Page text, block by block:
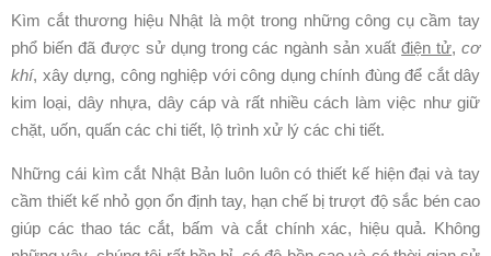
Kìm cắt thương hiệu Nhật là một trong những công cụ cầm tay
phổ biến đã được sử dụng trong các ngành sản xuấtđiện tử,cơ
khí, xây dựng, công nghiệp với công dụng chính đùng để cắt dây
kim loại, dây nhựa, dây cáp và rất nhiều cách làm việc như giữ
chặt, uốn, quấn các chi tiết, lộ trình xử lý các chi tiết.
Những cái kìm cắt Nhật Bản luôn luôn có thiết kế hiện đại và tay
cầm thiết kế nhỏ gọn ổn định tay, hạn chế bị trượt độ sắc bén cao
giúp các thao tác cắt, bấm và cắt chính xác, hiệu quả. Không